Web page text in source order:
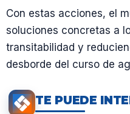
Con estas acciones, el
soluciones concretas a
transitabilidad y
desborde del curso de
TE PUEDE